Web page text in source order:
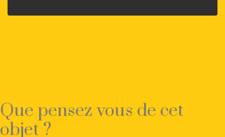
Que pensez vous de cet
objet ?